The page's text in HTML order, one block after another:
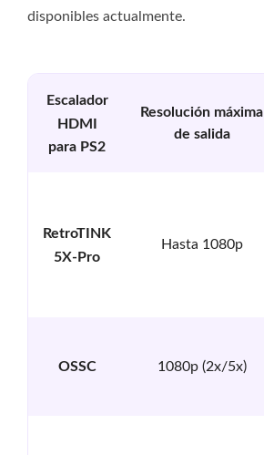
disponibles actualmente.
Escalador
HDMI
para PS2
Resolución máxima
de salida
RetroTINK
5X-Pro
Hasta 1080p
OSSC 1080p (2x/5x)